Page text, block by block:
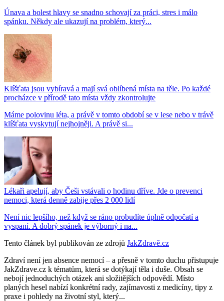
Únava a bolest hlavy se snadno schovají za práci, stres i málo
spánku. Někdy ale ukazují na problém, který...
Klíšťata jsou vybíravá a mají svá oblíbená místa na těle. Po každé
procházce v přírodě tato místa vždy zkontrolujte
Máme polovinu léta, a právě v tomto období se v lese nebo v trávě
klíšťata vyskytují nejhojněji. A právě si...
Lékaři apelují, aby Češi vstávali o hodinu dříve. Jde o prevenci
nemoci, která denně zabije přes 2 000 lidí
Není nic lepšího, než když se ráno probudíte úplně odpočatí a
vyspaní. A dobrý spánek je výborný i na...
Tento článek byl publikován ze zdrojů JakZdravě.cz
Zdraví není jen absence nemocí – a přesně v tomto duchu přistupuje
JakZdrave.cz k tématům, která se dotýkají těla i duše. Obsah se
nebojí jednoduchých otázek ani složitějších odpovědí. Místo
planých hesel nabízí konkrétní rady, zajímavosti z medicíny, tipy z
praxe i pohledy na životní styl, který...